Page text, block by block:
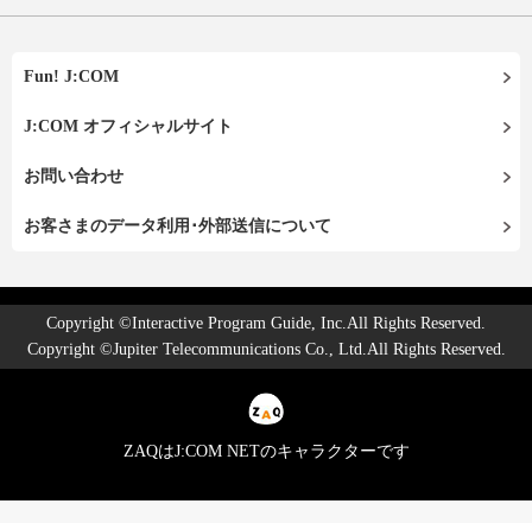
Fun! J:COM
J:COM オフィシャルサイト
お問い合わせ
お客さまのデータ利用･外部送信について
Copyright ©Interactive Program Guide, Inc.All Rights Reserved.
Copyright ©Jupiter Telecommunications Co., Ltd.All Rights Reserved.
ZAQはJ:COM NETのキャラクターです